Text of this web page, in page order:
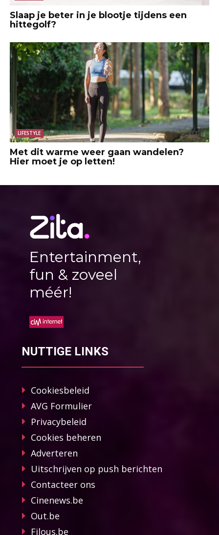
Slaap je beter in je blootje tijdens een
hittegolf?
LIFESTYLE
Met dit warme weer gaan wandelen?
Hier moet je op letten!
Entertainment,
fun & zoveel
méér!
NUTTIGE LINKS
Cookiesbeleid
AVG Formulier
Privacybeleid
Cookies beheren
Adverteren
Uitschrijven op push berichten
Contacteer ons
Cinenews.be
Out.be
Filous.be